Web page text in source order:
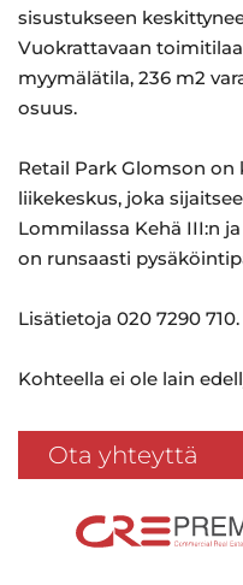
sisustukseen
Vuokrattavaan
myymälätila, 236 m2
osuus.
Retail Park Glomson
liikekeskus, joka
Lommilassa Kehä III:n
on runsaasti
Lisätietoja 020 7290 710.
Kohteella ei ole lain
Ota yhteyttä